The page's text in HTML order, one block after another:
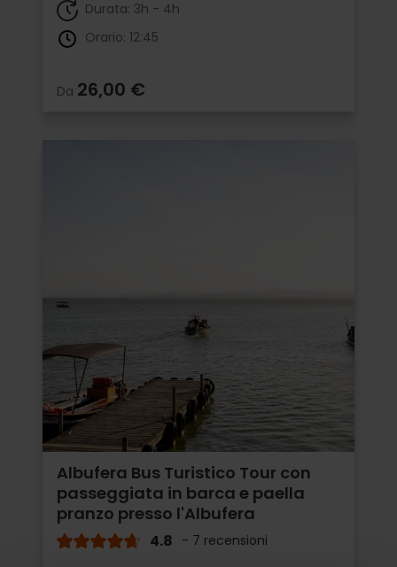
Durata: 3h - 4h
Orario: 12:45
Da 26,00 €
Albufera Bus Turistico Tour con
passeggiata in barca e paella
pranzo presso l'Albufera
4.8 - 7 recensioni